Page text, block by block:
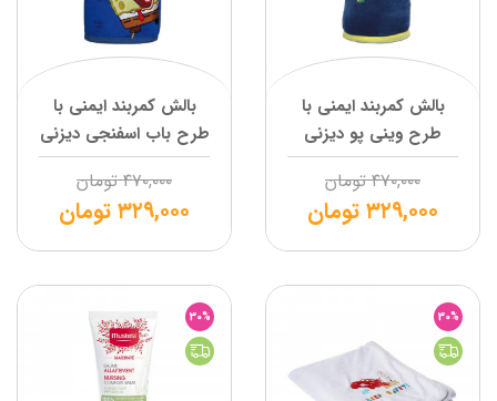
بالش کمربند ایمنی با
طرح وینی پو دیزنی
۴۷۰,۰۰۰ تومان
۳۲۹,۰۰۰تومان
بالش کمربند ایمنی با
طرح باب اسفنجی دیزنی
۴۷۰,۰۰۰ تومان
۳۲۹,۰۰۰تومان
30%
30%